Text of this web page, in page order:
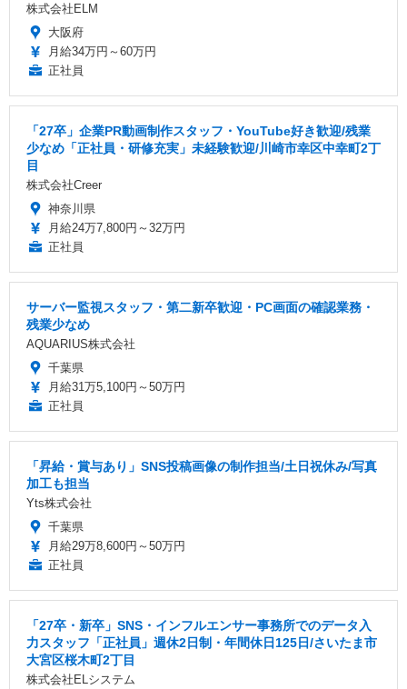
株式会社ELM
大阪府
月給34万円～60万円
正社員
「27卒」企業PR動画制作スタッフ・YouTube好き歓迎/残業
少なめ「正社員・研修充実」未経験歓迎/川崎市幸区中幸町2丁
目
株式会社Creer
神奈川県
月給24万7,800円～32万円
正社員
サーバー監視スタッフ・第二新卒歓迎・PC画面の確認業務・
残業少なめ
AQUARIUS株式会社
千葉県
月給31万5,100円～50万円
正社員
「昇給・賞与あり」SNS投稿画像の制作担当/土日祝休み/写真
加工も担当
Yts株式会社
千葉県
月給29万8,600円～50万円
正社員
「27卒・新卒」SNS・インフルエンサー事務所でのデータ入
力スタッフ「正社員」週休2日制・年間休日125日/さいたま市
大宮区桜木町2丁目
株式会社ELシステム